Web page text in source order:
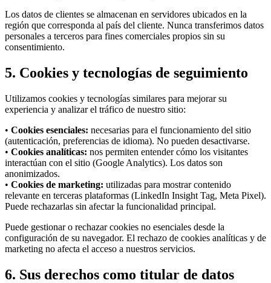
Los datos de clientes se almacenan en servidores ubicados en la
región que corresponda al país del cliente. Nunca transferimos datos
personales a terceros para fines comerciales propios sin su
consentimiento.
5. Cookies y tecnologías de seguimiento
Utilizamos cookies y tecnologías similares para mejorar su
experiencia y analizar el tráfico de nuestro sitio:
• Cookies esenciales: necesarias para el funcionamiento del sitio
(autenticación, preferencias de idioma). No pueden desactivarse.
• Cookies analíticas: nos permiten entender cómo los visitantes
interactúan con el sitio (Google Analytics). Los datos son
anonimizados.
• Cookies de marketing: utilizadas para mostrar contenido
relevante en terceras plataformas (LinkedIn Insight Tag, Meta Pixel).
Puede rechazarlas sin afectar la funcionalidad principal.
Puede gestionar o rechazar cookies no esenciales desde la
configuración de su navegador. El rechazo de cookies analíticas y de
marketing no afecta el acceso a nuestros servicios.
6. Sus derechos como titular de datos